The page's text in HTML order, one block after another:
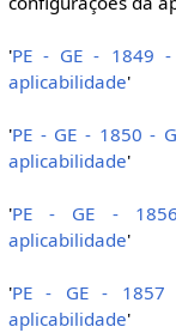
'PE - GE - 1849
aplicabilidade'
'PE - GE - 1850 -
aplicabilidade'
'PE - GE -
aplicabilidade'
'PE - GE - 1857
aplicabilidade'